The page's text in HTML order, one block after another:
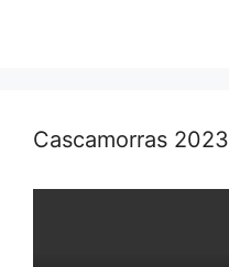
Cascamorras 2023